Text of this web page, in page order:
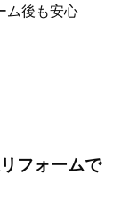
ム後も安心
フォームで